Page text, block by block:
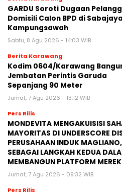
GARDU Soroti Dugaan
Domisili Calon BPD di
Kampungsawah
Sabtu, 8 Agu 2026 - 14:03 WIB
Berita Karawang
Kodim 0604/Karawang
Jembatan Perintis Garuda
Sepanjang 90 Meter
Jumat, 7 Agu 2026 - 13:12 WIB
Pers Rilis
MONDEVITA MENGAKUISISI
MAYORITAS DI UNDERSCORE
PERUSAHAAN INDUK MAGLIANO,
SEBAGAI LANGKAH KEDUA
MEMBANGUN PLATFORM
Jumat, 7 Agu 2026 - 09:32 WIB
Pers Rilis